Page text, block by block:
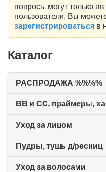
вопросы могут только
пользователи. Вы
зарегистрироватьсяв
Каталог
РАСПРОДАЖА %%%%
BB и CC, праймеры,
Уход за лицом
Пудры, тушь д/ресниц
Уход за волосами